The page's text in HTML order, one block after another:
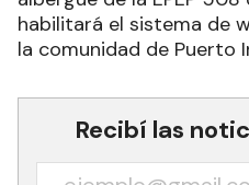
habilitará el sistema de
la comunidad de Puerto
Recibí las